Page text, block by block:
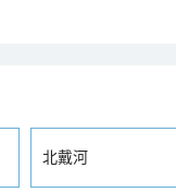
北戴河